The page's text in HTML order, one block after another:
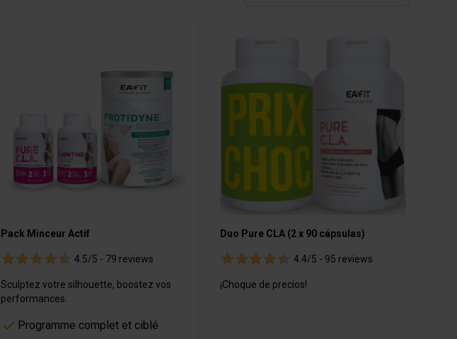
Pack Minceur Actif
4.5/5 - 79 reviews
Sculptez votre silhouette, boostez vos
performances.
Programme complet et ciblé
Duo Pure CLA (2 x 90 cápsulas)
4.4/5 - 95 reviews
¡Choque de precios!